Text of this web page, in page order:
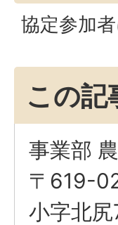
協定参加
この記
事業部
〒619-
小字北